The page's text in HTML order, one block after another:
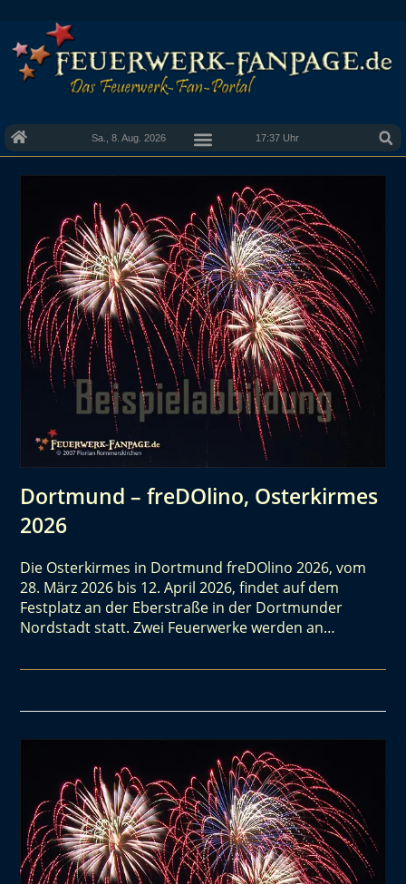
Sa., 8. Aug. 2026 17:37 Uhr
Dortmund – freDOlino, Osterkirmes
2026
Die Osterkirmes in Dortmund freDOlino 2026, vom
28. März 2026 bis 12. April 2026, findet auf dem
Festplatz an der Eberstraße in der Dortmunder
Nordstadt statt. Zwei Feuerwerke werden an…